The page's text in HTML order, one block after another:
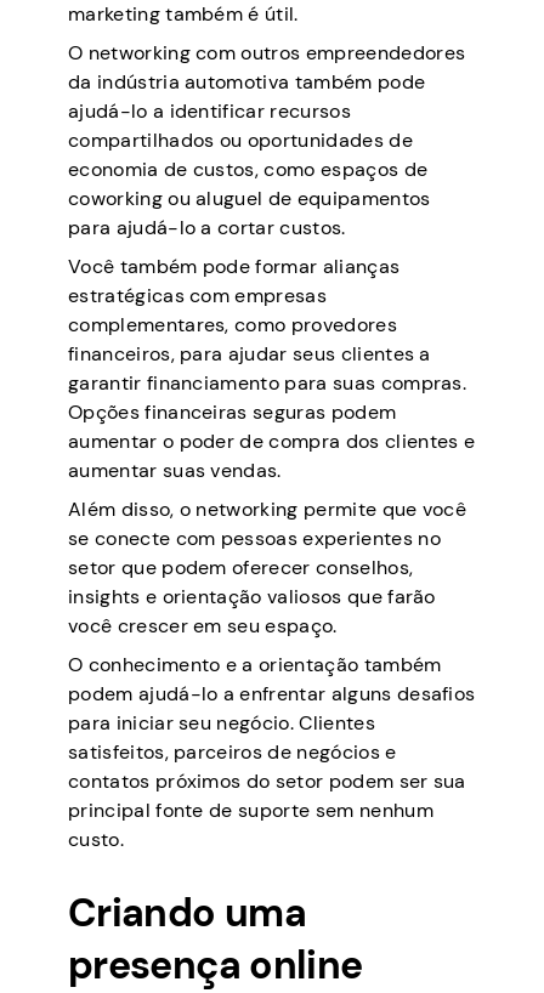
marketing também é útil.
O networking com outros empreendedores
da indústria automotiva também pode
ajudá-lo a identificar recursos
compartilhados ou oportunidades de
economia de custos, como espaços de
coworking ou aluguel de equipamentos
para ajudá-lo a cortar custos.
Você também pode formar alianças
estratégicas com empresas
complementares, como provedores
financeiros, para ajudar seus clientes a
garantir financiamento para suas compras.
Opções financeiras seguras podem
aumentar o poder de compra dos clientes e
aumentar suas vendas.
Além disso, o networking permite que você
se conecte com pessoas experientes no
setor que podem oferecer conselhos,
insights e orientação valiosos que farão
você crescer em seu espaço.
O conhecimento e a orientação também
podem ajudá-lo a enfrentar alguns desafios
para iniciar seu negócio. Clientes
satisfeitos, parceiros de negócios e
contatos próximos do setor podem ser sua
principal fonte de suporte sem nenhum
custo.
Criando uma
presença online